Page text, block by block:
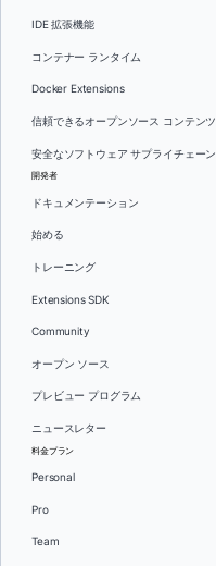
IDE 拡張機能
コンテナー ランタイム
Docker Extensions
信頼できるオープンソース コンテンツ
安全なソフトウェア サプライチェーン
開発者
ドキュメンテーション
始める
トレーニング
Extensions SDK
Community
オープン ソース
プレビュー プログラム
ニュースレター
料金プラン
Personal
Pro
Team